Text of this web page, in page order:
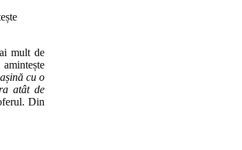
mult de
cu o
atât de
Din